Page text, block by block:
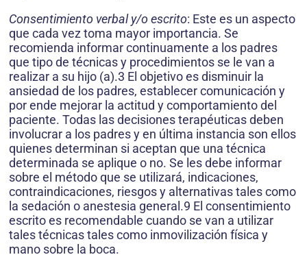
Consentimiento verbal y/o escrito: Este es un aspecto
que cada vez toma mayor importancia. Se
recomienda informar continuamente a los padres
que tipo de técnicas y procedimientos se le van a
realizar a su hijo (a).3 El objetivo es disminuir la
ansiedad de los padres, establecer comunicación y
por ende mejorar la actitud y comportamiento del
paciente. Todas las decisiones terapéuticas deben
involucrar a los padres y en última instancia son ellos
quienes determinan si aceptan que una técnica
determinada se aplique o no. Se les debe informar
sobre el método que se utilizará, indicaciones,
contraindicaciones, riesgos y alternativas tales como
la sedación o anestesia general.9 El consentimiento
escrito es recomendable cuando se van a utilizar
tales técnicas tales como inmovilización física y
mano sobre la boca.